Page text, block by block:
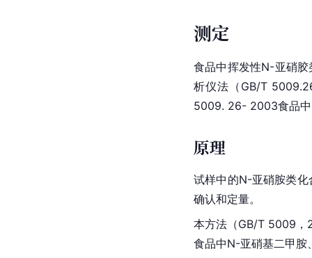
测定
食品中挥发性N-亚硝
析仪法（GB/T
5009. 26- 2003食品中
原理
试样中的N-亚硝胺类
确认和定量。
本方法（GB/T 5009
食品中N-亚硝基二甲胺